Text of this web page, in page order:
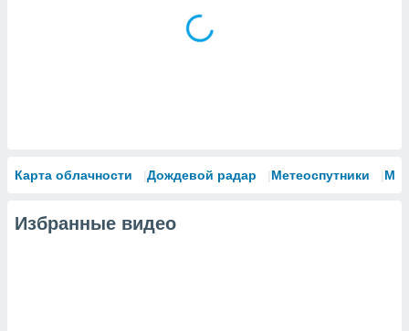
Карта облачности Дождевой радар Метеоспутники
Избранные видео